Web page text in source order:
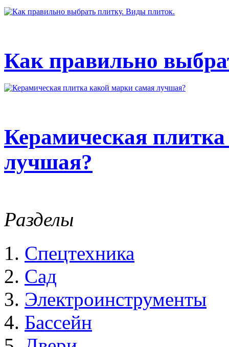
Как правильно
Керамическая
лучшая?
Разделы
Спецтехника
Сад
Электроинструменты
Бассейн